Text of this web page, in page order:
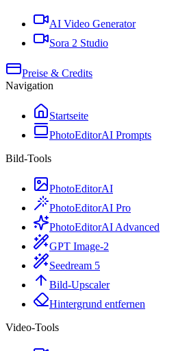
AI Video Generator
Sora 2 Studio
Preise & Credits
Navigation
Startseite
PhotoEditorAI Prompts
Bild-Tools
PhotoEditorAI
PhotoEditorAI Pro
PhotoEditorAI Advanced
GPT Image-2
Seedream 5
Bild-Upscaler
Hintergrund entfernen
Video-Tools